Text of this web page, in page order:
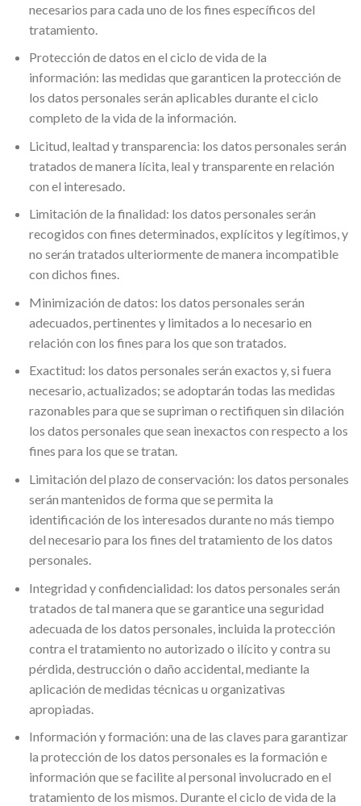
necesarios para cada uno de los fines específicos del
tratamiento.
Protección de datos en el ciclo de vida de la
información: las medidas que garanticen la protección de
los datos personales serán aplicables durante el ciclo
completo de la vida de la información.
Licitud, lealtad y transparencia: los datos personales serán
tratados de manera lícita, leal y transparente en relación
con el interesado.
Limitación de la finalidad: los datos personales serán
recogidos con fines determinados, explícitos y legítimos, y
no serán tratados ulteriormente de manera incompatible
con dichos fines.
Minimización de datos: los datos personales serán
adecuados, pertinentes y limitados a lo necesario en
relación con los fines para los que son tratados.
Exactitud: los datos personales serán exactos y, si fuera
necesario, actualizados; se adoptarán todas las medidas
razonables para que se supriman o rectifiquen sin dilación
los datos personales que sean inexactos con respecto a los
fines para los que se tratan.
Limitación del plazo de conservación: los datos personales
serán mantenidos de forma que se permita la
identificación de los interesados durante no más tiempo
del necesario para los fines del tratamiento de los datos
personales.
Integridad y confidencialidad: los datos personales serán
tratados de tal manera que se garantice una seguridad
adecuada de los datos personales, incluida la protección
contra el tratamiento no autorizado o ilícito y contra su
pérdida, destrucción o daño accidental, mediante la
aplicación de medidas técnicas u organizativas
apropiadas.
Información y formación: una de las claves para garantizar
la protección de los datos personales es la formación e
información que se facilite al personal involucrado en el
tratamiento de los mismos. Durante el ciclo de vida de la